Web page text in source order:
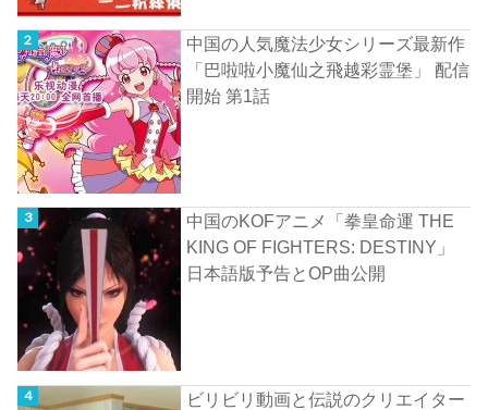
中国の人気魔法少女シリーズ最新作
「巴啦啦小魔仙之飛越彩霊堡」 配信
開始 第1話
中国のKOFアニメ「拳皇命運 THE
KING OF FIGHTERS: DESTINY」
日本語版予告とOP曲公開
ビリビリ動画と伝説のクリエイター